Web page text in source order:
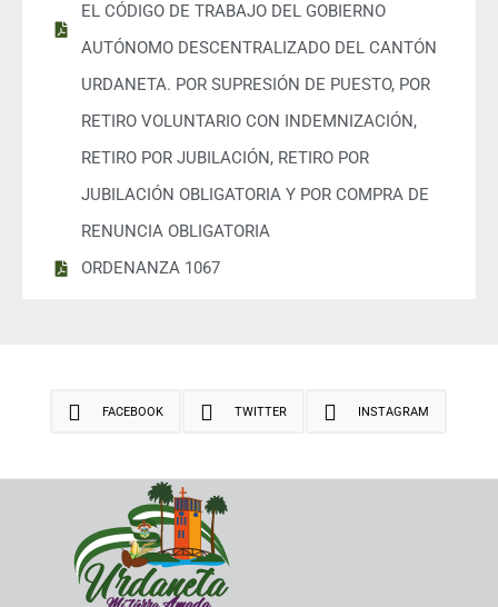
EL CÓDIGO DE TRABAJO DEL GOBIERNO
AUTÓNOMO DESCENTRALIZADO DEL CANTÓN
URDANETA. POR SUPRESIÓN DE PUESTO, POR
RETIRO VOLUNTARIO CON INDEMNIZACIÓN,
RETIRO POR JUBILACIÓN, RETIRO POR
JUBILACIÓN OBLIGATORIA Y POR COMPRA DE
RENUNCIA OBLIGATORIA
ORDENANZA 1067
FACEBOOK TWITTER INSTAGRAM